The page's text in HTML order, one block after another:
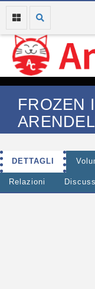
FROZEN
DETTAGLI
Relazioni